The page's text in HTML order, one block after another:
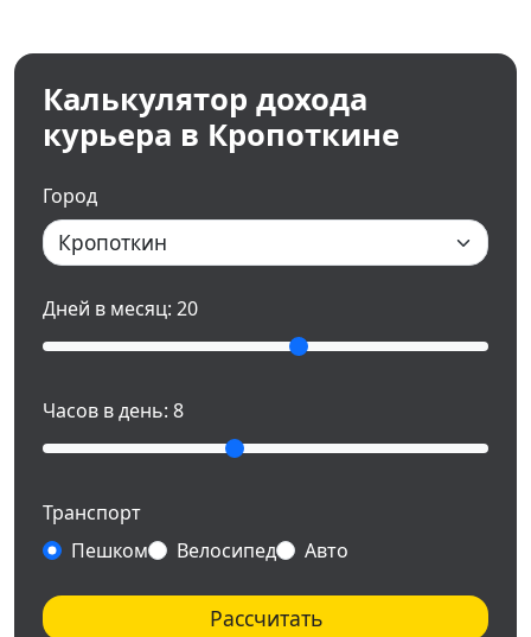
Калькулятор дохода
курьера в Кропоткине
Город
Дней в месяц: 20
Часов в день: 8
Транспорт
Пешком
Велосипед Авто
Рассчитать